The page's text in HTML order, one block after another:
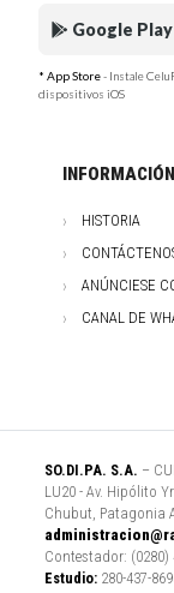
Google Play
* App Store- Instale
dispositivos iOS
INFORMACIÓN
HISTORIA
ANÚNCIESE
CANAL DE
SO.DI.PA. S.A. –
LU20 - Av. Hipólito
Chubut, Patagonia
Contestador: (0280)
Estudio: 280-437-